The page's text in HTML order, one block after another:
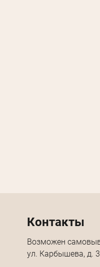
Контакты
Возможен
ул. Карбышева, д.